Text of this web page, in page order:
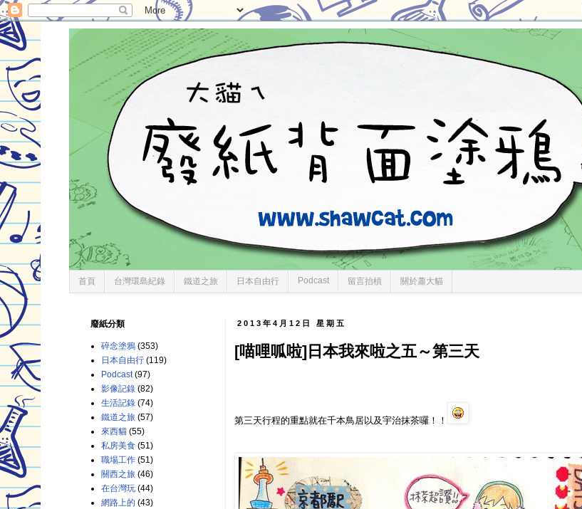
首頁 台灣環島紀錄 鐵道之旅 日本自由行 Podcast 留言抬槓 關於蕭大貓
2013年4月12日 星期五
[喵哩呱啦]日本我來啦之五～第三天
第三天行程的重點就在千本鳥居以及宇治抹茶囉！！
廢紙分類
碎念塗鴉 (353)
日本自由行 (119)
Podcast (97)
影像記錄 (82)
生活記錄 (74)
鐵道之旅 (57)
來西貓 (55)
私房美食 (51)
職場工作 (51)
關西之旅 (46)
在台灣玩 (44)
網路上的 (43)